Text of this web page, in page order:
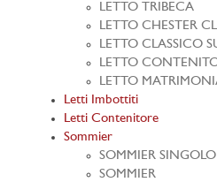
LETTO TRIBECA
LETTO CHESTER
LETTO CLASSICO
LETTO
LETTO
Letti Imbottiti
Letti Contenitore
Sommier
SOMMIER
SOMMIER